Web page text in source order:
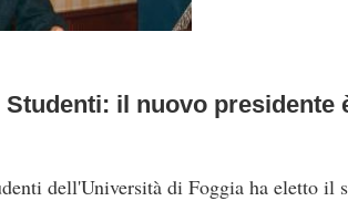
il nuovo presidente
dell'Università di Foggia ha eletto il